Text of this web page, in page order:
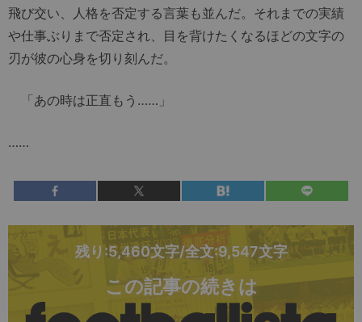
飛び交い、人格を否定する言葉も並んだ。それまでの実績
や仕事ぶりまで否定され、目を背けたくなるほどの文字の
刃が彼の心身を切り刻んだ。
「あの時は正直もう……」
……
残り:5,460文字/全文:9,547文字
この記事の続きは